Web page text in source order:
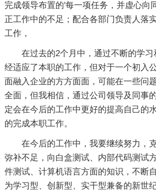
完成领导布置的'每一项任务，并虚心向
正工作中的不足；配合各部门负责人落
工作，
在过去的2个月中，通过不断的学
经适应了本职的工作，但对于一个初入
面融入企业的方方面面，可能在一些问
全面，但我相信，通过公司领导及同事
定会在今后的工作中更好的提高自己的
的完成本职工作。
在今后的工作中，我要继续努力，
弥补不足，向白盒测试、内部代码测试
件测试、计算机语言方面的知识，不断
为学习型、创新型、实干型兼备的新世纪